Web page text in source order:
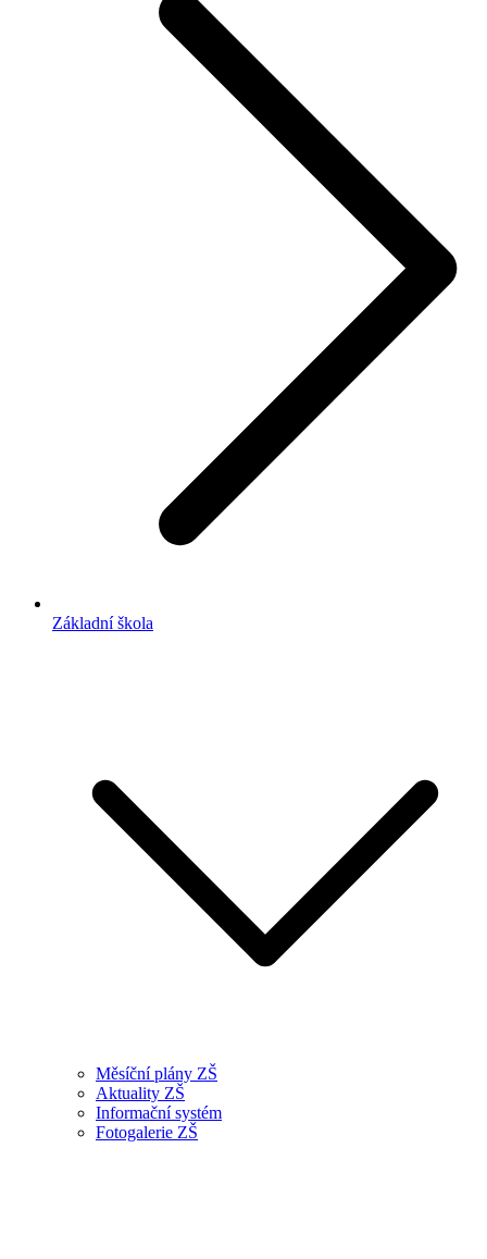
Základní škola
Měsíční plány ZŠ
Aktuality ZŠ
Informační systém
Fotogalerie ZŠ